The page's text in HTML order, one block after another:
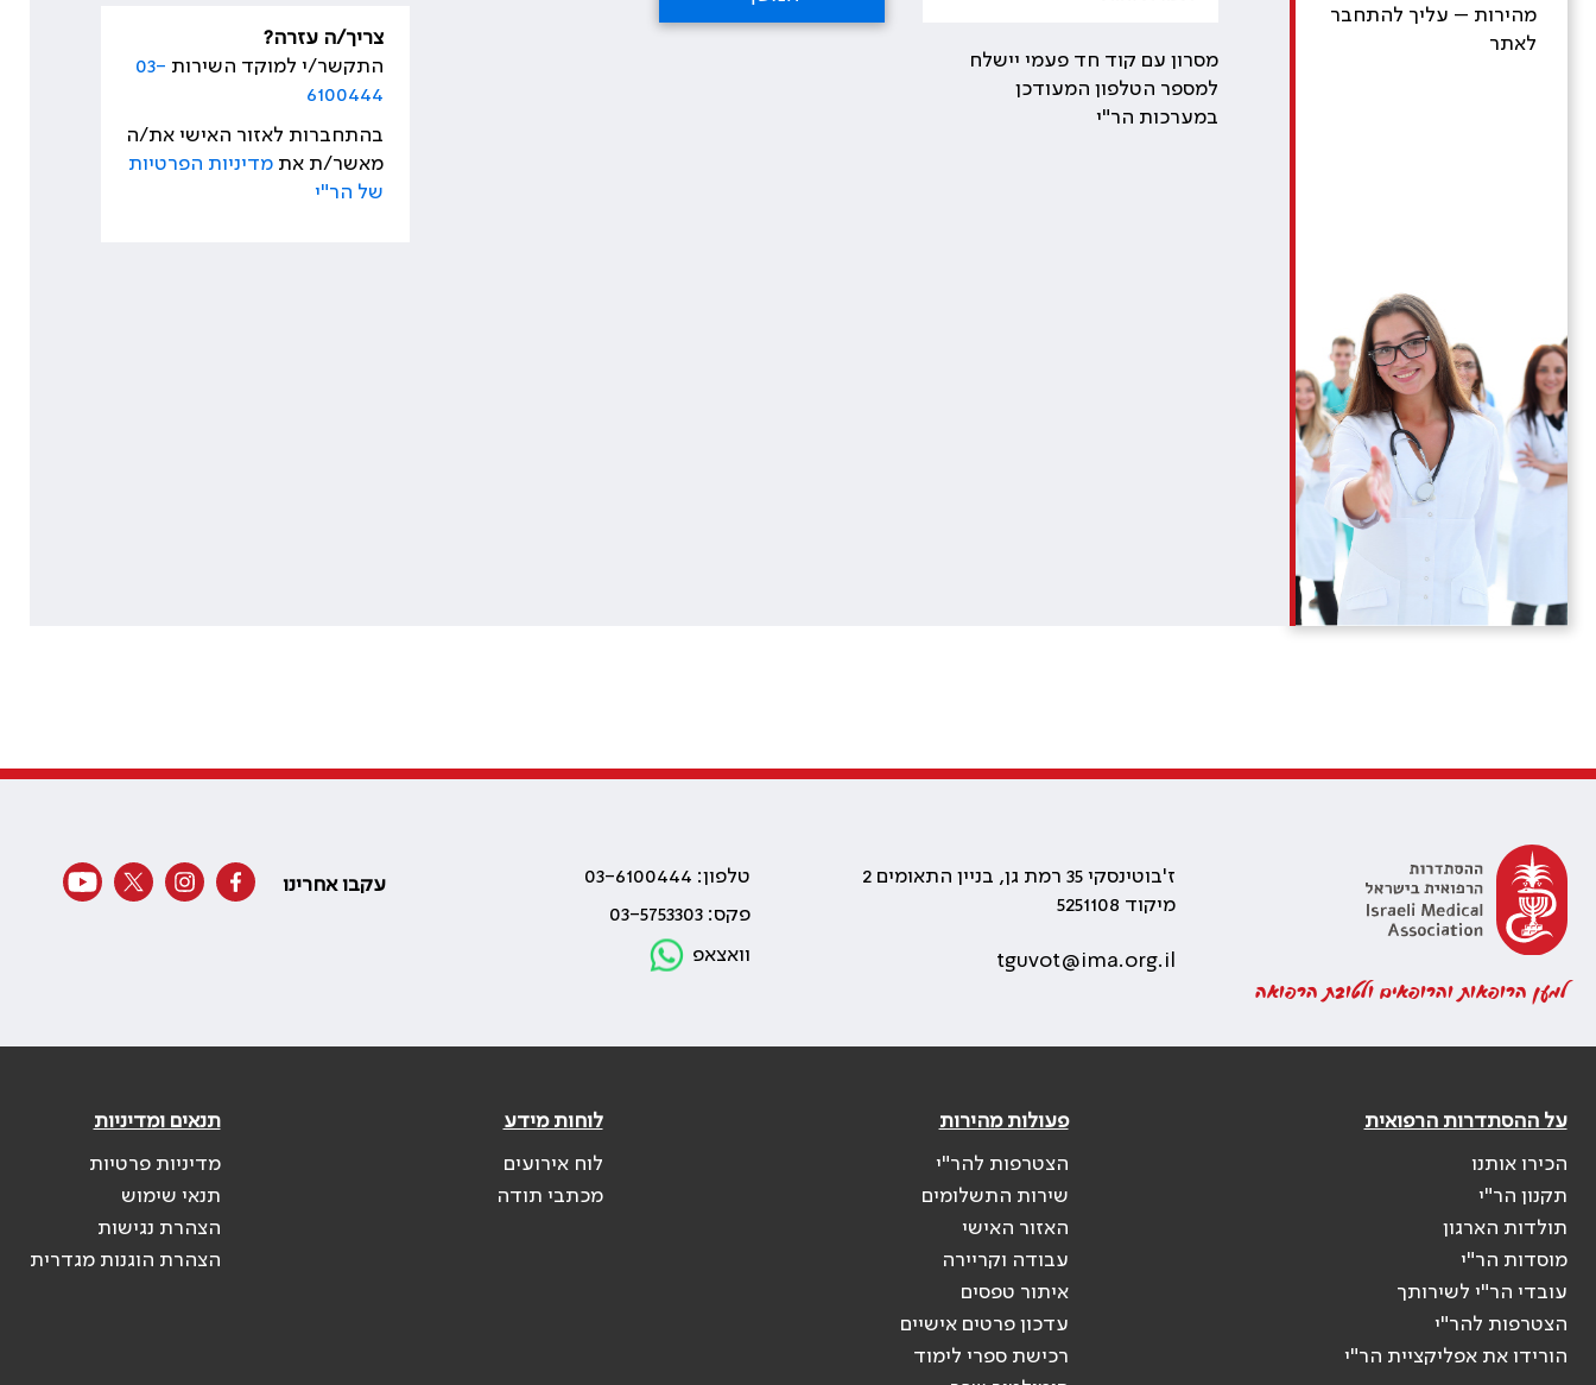
מהירות – עליך להתחבר
לאתר
מסרון עם קוד חד פעמי יישלח
למספר הטלפון המעודכן
במערכות הר"י
צריך/ה עזרה?
התקשר/י למוקד השירות 03-
6100444
בהתחברות לאזור האישי את/ה
מאשר/ת אתמדיניות הפרטיות
של הר"י
למען הרופאות והרופאים ולטובת הרפואה
ז'בוטינסקי 35 רמת גן, בניין התאומים 2
מיקוד 5251108
tguvot@ima.org.il
טלפון: 03-6100444
פקס: 03-5753303
וואצאפ
עקבו אחרינו
על ההסתדרות הרפואית
הכירו אותנו
תקנון הר"י
תולדות הארגון
מוסדות הר"י
עובדי הר"י לשירותך
הצטרפות להר"י
הורידו את אפליקציית הר"י
פעולות מהירות
הצטרפות להר"י
שירות התשלומים
האזור האישי
עבודה וקריירה
איתור טפסים
עדכון פרטים אישיים
רכישת ספרי לימוד
לוחות מידע
לוח אירועים
מכתבי תודה
תנאים ומדיניות
מדיניות פרטיות
תנאי שימוש
הצהרת נגישות
הצהרת הוגנות מגדרית